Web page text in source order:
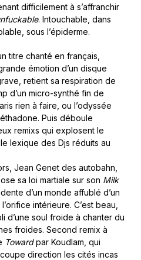
difficilement à s’affranchir
. Intouchable, dans
sous l’épiderme.
titre chanté en français,
émotion d’un disque
retient sa respiration de
d’un micro-synthé fin de
rien à faire, ou l’odyssée
Puis déboule
remixs qui explosent le
lexique des Djs réduits au
Jean Genet des autobahn,
sa loi martiale sur son Milk
d’un monde affublé d’un
intérieure. C’est beau,
d’une soul froide à chanter du
froides. Second remix à
Towardpar Koudlam, qui
direction les cités incas